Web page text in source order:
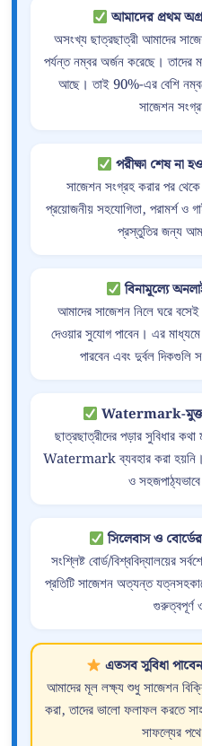
আমাদের প্রথম
অসংখ্য ছাত্রছাত্রী আমাদের
পর্যন্ত নম্বর অর্জন করেছে। তাদের
আছে। তাই 90%-এর বেশি
সাজেশন
পরীক্ষা শেষ না
সাজেশন সংগ্রহ করার পর থেকে
প্রয়োজনীয় সহযোগিতা, পরামর্শ ও
প্রস্তুতির জন্য
বিনামূল্যে
আমাদের সাজেশন নিলে ঘরে
দেওয়ার সুযোগ পাবেন। এর
পারবেন এবং দুর্বল দিকগুলি
Watermark-মুক্ত
ছাত্রছাত্রীদের পড়ার সুবিধার
Watermark ব্যবহার করা হয়নি।
ও
সিলেবাস ও বোর্ডের
সংশ্লিষ্ট বোর্ড/বিশ্ববিদ্যালয়ের
প্রতিটি সাজেশন অত্যন্ত
গুরুত্বপূর্ণ
এতসব সুবিধা
আমাদের মূল লক্ষ্য শুধু সাজেশন
করা, তাদের ভালো ফলাফল করতে
সাফল্যের